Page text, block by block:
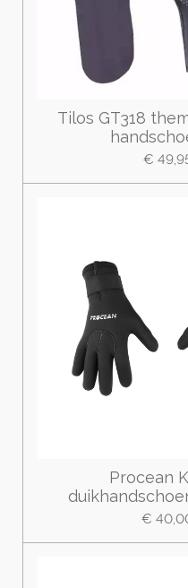
Tilos GT318
€
Procean
€